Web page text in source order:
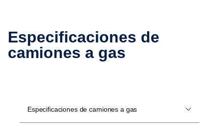
Especificaciones de
camiones a gas
Especificaciones de camiones a gas